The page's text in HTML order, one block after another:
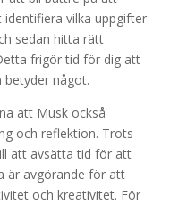
vilka uppgifter
sedan hitta rätt
frigör tid för dig att
betyder något.
att Musk också
och reflektion. Trots
att avsätta tid för att
är avgörande för att
och kreativitet. För